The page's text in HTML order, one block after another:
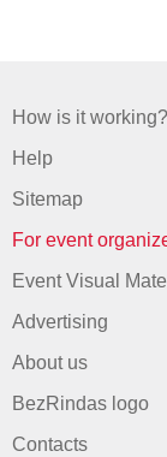
How is it working?
Help
Sitemap
For event
Event Visual
Advertising
About us
BezRindas logo
Contacts